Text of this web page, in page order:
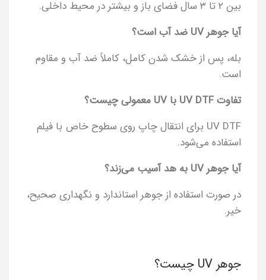
بین ۲ تا ۳ سال فضای باز و بیشتر در محیط داخلی.
آیا جوهر UV ضد آب است؟
بله، پس از خشک شدن کامل، کاملاً ضد آب و مقاوم
است.
تفاوت UV DTF با UV معمولی چیست؟
UV DTF برای انتقال چاپ روی سطوح خاص با فیلم
استفاده می‌شود.
آیا جوهر UV به هد آسیب می‌زند؟
در صورت استفاده از جوهر استاندارد و نگهداری صحیح،
خیر.
جوهر UV چیست؟